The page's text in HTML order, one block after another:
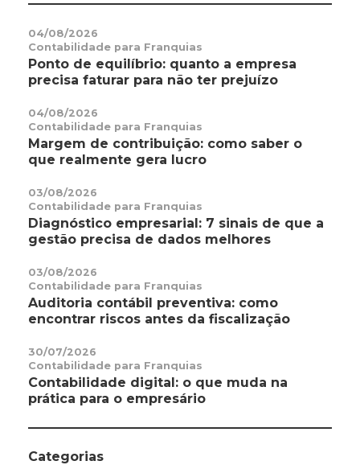
04/08/2026
Contabilidade para Franquias
Ponto de equilíbrio: quanto a empresa
precisa faturar para não ter prejuízo
04/08/2026
Contabilidade para Franquias
Margem de contribuição: como saber o
que realmente gera lucro
03/08/2026
Contabilidade para Franquias
Diagnóstico empresarial: 7 sinais de que a
gestão precisa de dados melhores
03/08/2026
Contabilidade para Franquias
Auditoria contábil preventiva: como
encontrar riscos antes da fiscalização
30/07/2026
Contabilidade para Franquias
Contabilidade digital: o que muda na
prática para o empresário
Categorias